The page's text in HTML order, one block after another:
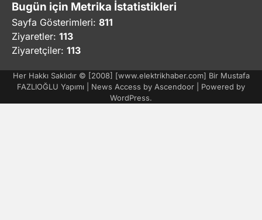
Bugün için Metrika İstatistikleri
Sayfa Gösterimleri: 811
Ziyaretler: 113
Ziyaretçiler: 113
Her Hakkı Saklıdır © [2008] [www.elektrikhaber.com] Bir Mustafa
FAZLIOĞLU Yapımı | News Access by Ascendoor | Powered by
WordPress.